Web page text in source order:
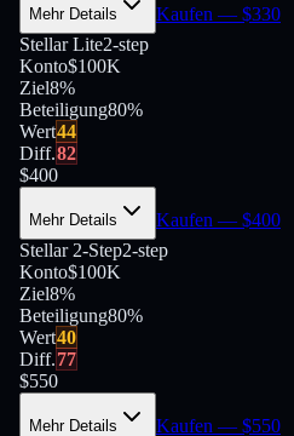
Mehr Details Kaufen — $330
Stellar Lite2-step
Konto$100K
Ziel8%
Beteiligung80%
Wert44
Diff.82
$400
Mehr Details Kaufen — $400
Stellar 2-Step2-step
Konto$100K
Ziel8%
Beteiligung80%
Wert40
Diff.77
$550
Mehr Details Kaufen — $550